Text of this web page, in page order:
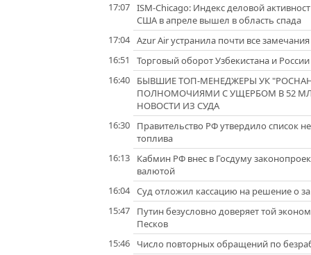
17:07 ISM-Chicago: Индекс деловой
США в апреле вышел в область спада
17:04 Azur Air устранила почти все
16:51
Торговый оборот Узбекистана и
16:40
БЫВШИЕ ТОП-МЕНЕДЖЕРЫ УК
ПОЛНОМОЧИЯМИ С УЩЕРБОМ В 52
НОВОСТИ ИЗ СУДА
16:30
Правительство РФ утвердило список
топлива
16:13
Кабмин РФ внес в Госдуму
валютой
16:04 Суд отложил кассацию на решение о
15:47
Путин безусловно доверяет той
Песков
15:46
Число повторных обращений по